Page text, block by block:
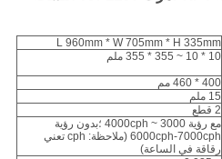
L 960mm * W 705mm * H 335mm
10 * 10 ~ 355 * 355 ملم
400 * 460 مم
15 ملم
2 قطع
مع رؤية 3000 ~ 4000cph ؛بدون رؤية
6000cph-7000cph (ملاحظة: cph تعني
رقاقة في الساعة)